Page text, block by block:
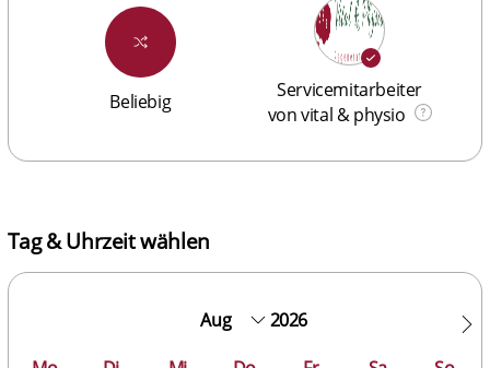
Beliebig
Servicemitarbeiter
von vital & physio
Tag & Uhrzeit wählen
2026